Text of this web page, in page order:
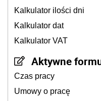
Kalkulator ilości dni
Kalkulator dat
Kalkulator VAT
Aktywne
Czas pracy
Umowy o pracę